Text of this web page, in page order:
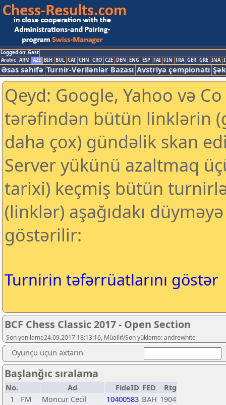
Logged on: Gast
Arabic ARM AZE BIH BUL CAT CHN CRO CZE DEN ENG ESP FAI FIN FRA GER GRE INA
Əsas səhifə Turnir-Verilənlər Bazası Avstriya çempionatı
Qeyd: Google, Yahoo və
tərəfindən bütün linklərin
daha çox) gündəlik skan
Server yükünü azaltmaq
tarixi) keçmiş bütün
(linklər) aşağıdakı
göstərilir:
Turnirin təfərrüatlarını göstər
BCF Chess Classic 2017 - Open Section
Son yeniləmə24.09.2017 18:13:16, Müəllif/Son yükləmə: andrewhite
Oyunçu üçün axtarın
Başlanğıc sıralama
No. Ad FideID FED
Rtg
1
FM Moncur Cecil 10400583 BAH 1904